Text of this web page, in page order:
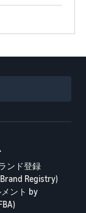
ンド登録
Brand Registry)
ント by